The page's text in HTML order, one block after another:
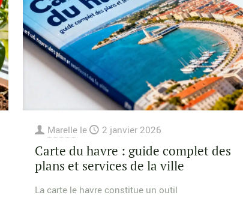
Marelle le 2 janvier 2026
Carte du havre : guide complet des
plans et services de la ville
La carte le havre constitue un outil